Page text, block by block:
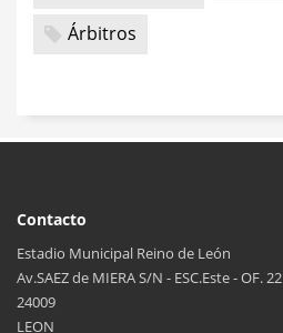
Árbitros
Contacto
Estadio Municipal Reino de León
Av.SAEZ de MIERA S/N - ESC.Este - OF. 22
24009
LEON